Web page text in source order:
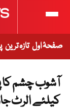
صفحۂ اول تازہ ترین
آشوب چشم کا
کیلئے الرٹ